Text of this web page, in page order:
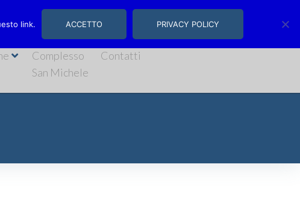
Complesso
San Michele
Contatti
link. ACCETTO PRIVACY POLICY